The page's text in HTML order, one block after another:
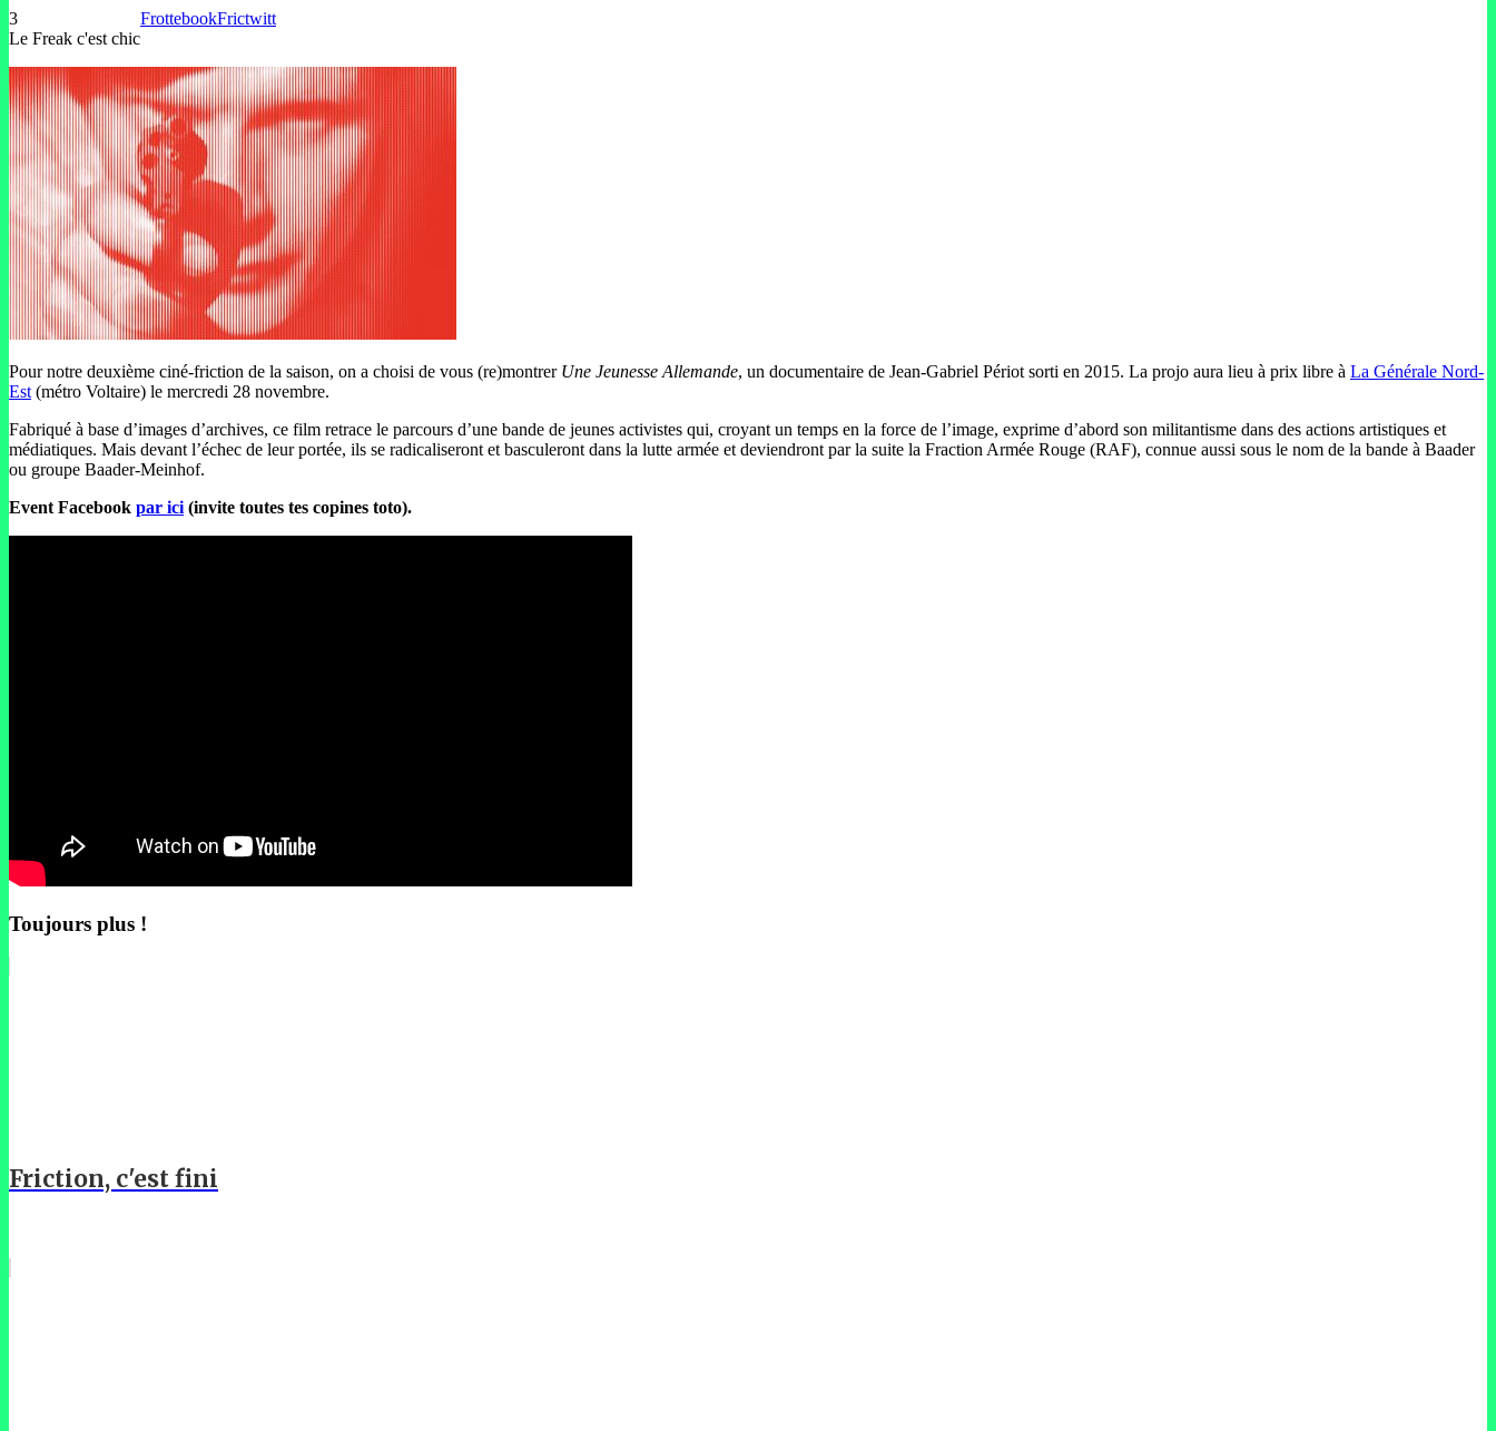
3
Le Freak c'est chic
FrottebookFrictwitt
Pour notre deuxième ciné-friction de la saison, on a choisi de vous (re)montrer Une Jeunesse Allemande, un documentaire de Jean-Gabriel Périot sorti en 2015. La projo aura lieu à prix libre à La Générale Nord-
Est (métro Voltaire) le mercredi 28 novembre.
Fabriqué à base d’images d’archives, ce film retrace le parcours d’une bande de jeunes activistes qui, croyant un temps en la force de l’image, exprime d’abord son militantisme dans des actions artistiques et
médiatiques. Mais devant l’échec de leur portée, ils se radicaliseront et basculeront dans la lutte armée et deviendront par la suite la Fraction Armée Rouge (RAF), connue aussi sous le nom de la bande à Baader
ou groupe Baader-Meinhof.
Event Facebook par ici (invite toutes tes copines toto).
Toujours plus !
Friction, c'est fini